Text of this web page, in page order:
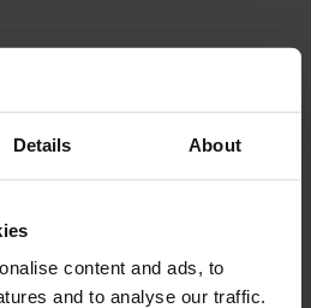
Details About
content and ads, to
and to analyse our traffic.
product?
of bel+31 (0)30 203 59 02